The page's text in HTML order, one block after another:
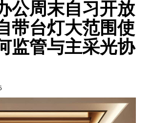
公周末自习开放
带台灯大范围使
监管与主采光协